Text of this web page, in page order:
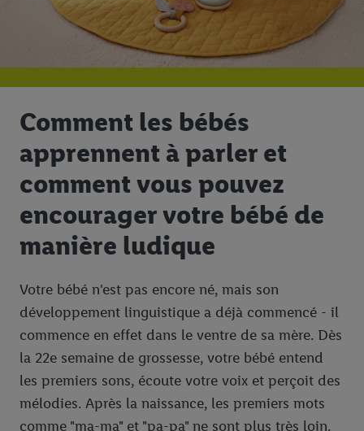
Comment les bébés
apprennent à parler et
comment vous pouvez
encourager votre bébé de
manière ludique
Votre bébé n'est pas encore né, mais son
développement linguistique a déjà commencé - il
commence en effet dans le ventre de sa mère. Dès
la 22e semaine de grossesse, votre bébé entend
les premiers sons, écoute votre voix et perçoit des
mélodies. Après la naissance, les premiers mots
comme "ma-ma" et "pa-pa" ne sont plus très loin.